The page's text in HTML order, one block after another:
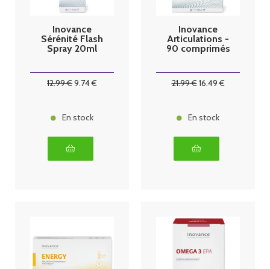
Inovance
Sérénité Flash
Spray 20ml
12.99€9.74€
En stock
Inovance
Articulations -
90 comprimés
21.99€16.49€
En stock